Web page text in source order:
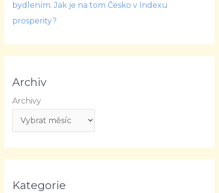
bydlením. Jak je na tom Česko v Indexu
prosperity?
Archiv
Archivy
Kategorie